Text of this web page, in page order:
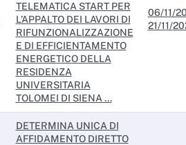
TELEMATICA START PER
L’APPALTO DEI LAVORI DI
RIFUNZIONALIZZAZIONE
E DI EFFICIENTAMENTO
ENERGETICO DELLA
RESIDENZA
UNIVERSITARIA
TOLOMEI DI SIENA ...
06/11/
21/11/
DETERMINA UNICA DI
AFFIDAMENTO DIRETTO